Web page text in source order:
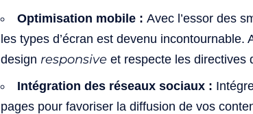
Optimisation mobile : Avec l’essor des
les types d’écran est devenu
design responsive et respecte les directives
Intégration des réseaux sociaux :
pages pour favoriser la diffusion de vos